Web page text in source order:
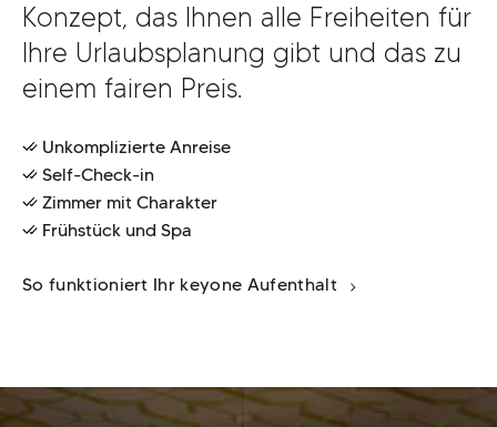
Konzept, das Ihnen alle Freiheiten für
Ihre Urlaubsplanung gibt und das zu
einem fairen Preis.
Unkomplizierte Anreise
Self-Check-in
Zimmer mit Charakter
Frühstück und Spa
So funktioniert Ihr keyone Aufenthalt